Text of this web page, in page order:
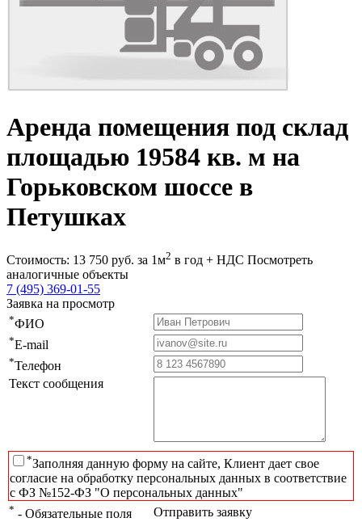
Аренда помещения под склад
площадью 19584 кв. м на
Горьковском шоссе в
Петушках
Стоимость: 13 750 руб. за 1м2 в год + НДС Посмотреть
аналогичные объекты
7 (495) 369-01-55
Заявка на просмотр
*ФИО
*E-mail
*Телефон
Текст сообщения
*Заполняя данную форму на сайте, Клиент дает свое
согласие на обработку персональных данных в соответствие
с ФЗ №152-ФЗ "О персональных данных"
* - Обязательные поля Отправить заявку